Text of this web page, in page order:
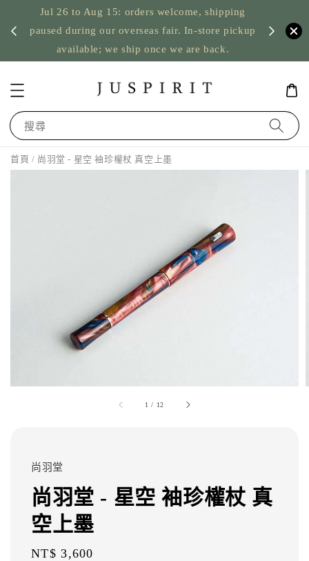
Jul 26 to Aug 15: orders welcome, shipping
paused during our overseas fair. In-store pickup
available; we ship once we are back.
US
搜尋
首頁 / 尚羽堂 - 星空 袖珍權杖 真空上墨
1 / 12
尚羽堂
尚羽堂 - 星空 袖珍權杖 真
空上墨
Regular
NT$ 3,600